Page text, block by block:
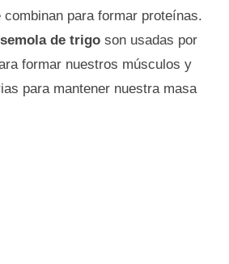
para formar proteínas.
de trigo son usadas por
formar nuestros músculos y
para mantener nuestra masa